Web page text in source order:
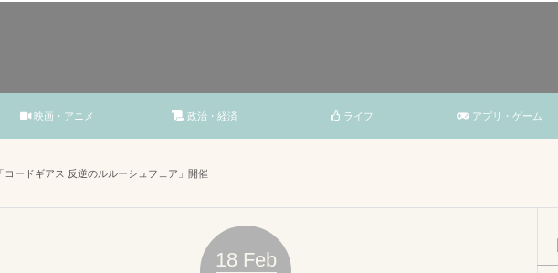
映画・アニメ 政治・経済 ライフ アプリ・ゲーム
ードギアス 反逆のルルーシュフェア」開催
18 Feb